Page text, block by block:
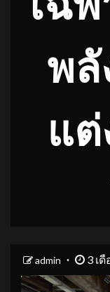
พลั
แต่
admin 3 เ